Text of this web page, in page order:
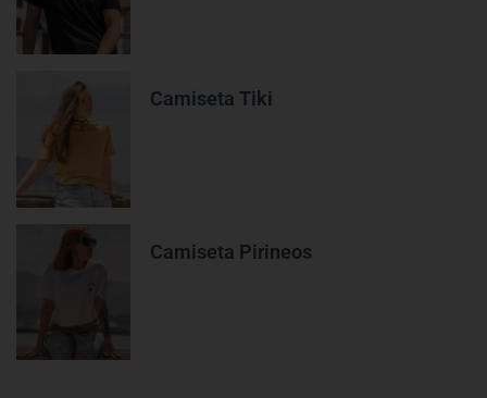
Camiseta Tiki
Camiseta Pirineos